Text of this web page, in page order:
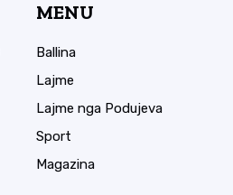
MENU
Ballina
Lajme
Lajme nga Podujeva
Sport
Magazina